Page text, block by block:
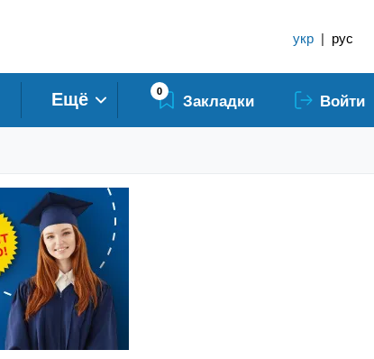
укр | рус
Ещё 0 Закладки Войти